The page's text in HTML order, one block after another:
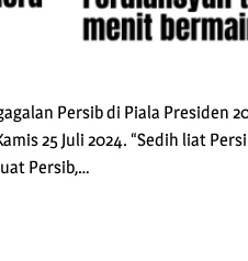
Persib di Piala Presiden
25 Juli 2024. “Sedih liat
Persib,…